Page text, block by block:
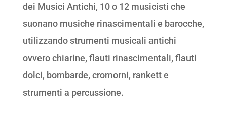
dei Musici Antichi, 10 o 12 musicisti che
suonano musiche rinascimentali e barocche,
utilizzando strumenti musicali antichi
ovvero chiarine, flauti rinascimentali, flauti
dolci, bombarde, cromorni, rankett e
strumenti a percussione.